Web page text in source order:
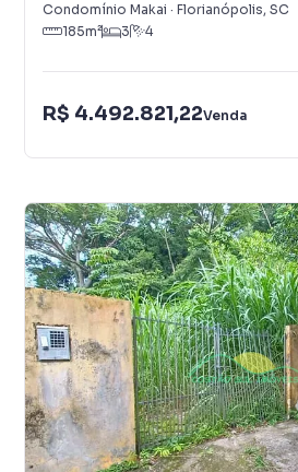
Condomínio Makai · Florianópolis, SC
185m² 3 4
R$ 4.492.821,22Venda